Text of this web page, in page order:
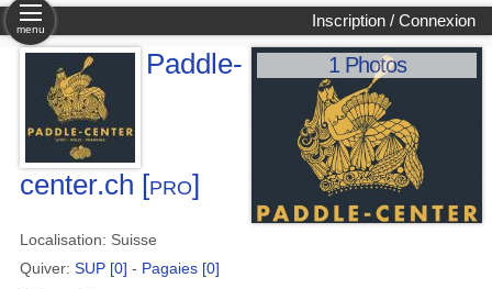
Inscription / Connexion
menu
1 Photos
Paddle-
center.ch [pro]
Localisation: Suisse
Quiver: SUP [0] - Pagaies [0]